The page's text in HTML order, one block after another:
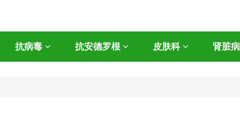
抗病毒 抗安德罗根 皮肤科 肾脏